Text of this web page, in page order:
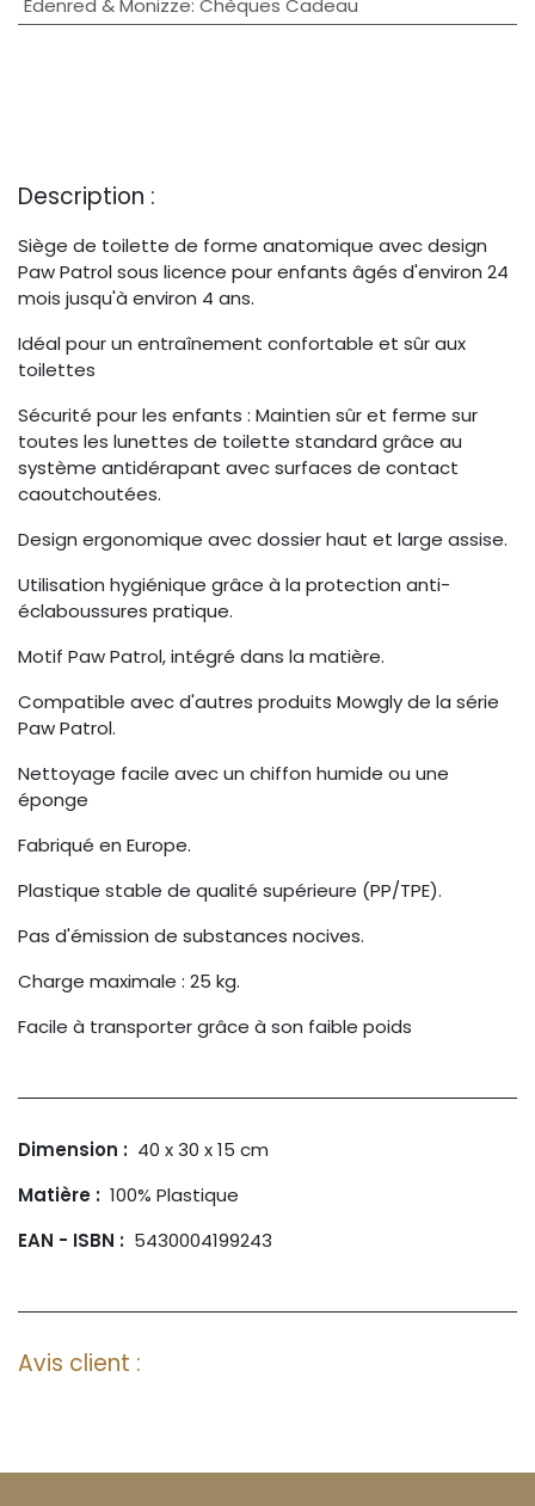
Description :
Siège de toilette de forme anatomique avec design
Paw Patrol sous licence pour enfants âgés d'environ 24
mois jusqu'à environ 4 ans.
Idéal pour un entraînement confortable et sûr aux
toilettes
Sécurité pour les enfants : Maintien sûr et ferme sur
toutes les lunettes de toilette standard grâce au
système antidérapant avec surfaces de contact
caoutchoutées.
Design ergonomique avec dossier haut et large assise.
Utilisation hygiénique grâce à la protection anti-
éclaboussures pratique.
Motif Paw Patrol, intégré dans la matière.
Compatible avec d'autres produits Mowgly de la série
Paw Patrol.
Nettoyage facile avec un chiffon humide ou une
éponge
Fabriqué en Europe.
Plastique stable de qualité supérieure (PP/TPE).
Pas d'émission de substances nocives.
Charge maximale : 25 kg.
Facile à transporter grâce à son faible poids
Dimension : 40 x 30 x 15 cm
Matière : 100% Plastique
EAN - ISBN : 5430004199243
Avis client :